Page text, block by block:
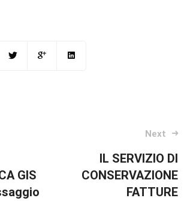
GIS
Next
IL SERVIZIO DI
CONSERVAZIONE
FATTURE